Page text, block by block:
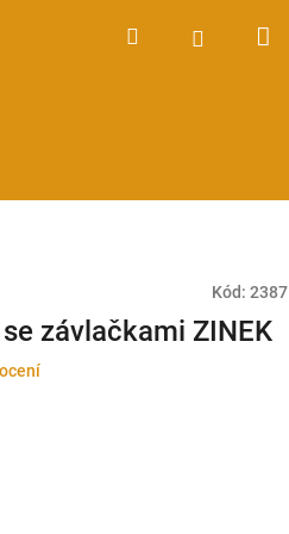
Hledat Přihlášení
Kód: 2387
závlačkami ZINEK